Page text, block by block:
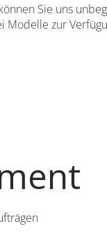
Sie uns
zur